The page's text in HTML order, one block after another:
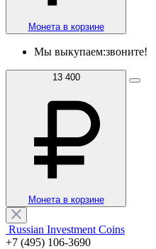
Монета в корзине
Мы выкупаем:звоните!
13 400
Монета в корзине
Russian Investment Coins
+7 (495) 106-3690